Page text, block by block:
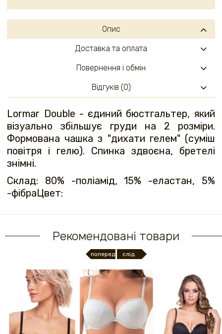
Опис
Lormar Double - єдиний бюстгальтер, який
візуально збільшує груди на 2 розміри.
Формована чашка з "дихати гелем" (суміш
повітря і гелю). Спинка здвоєна, бретелі
знімні.
Склад: 80% -поліамід, 15% -еластан, 5%
-фібраЦвет:
Доставка та оплата
Повернення і обмін
Відгуків (0)
Рекомендовані товари
поперед. слід.